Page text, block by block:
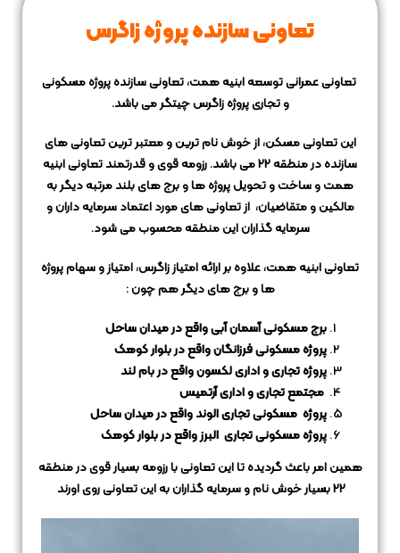
تعاونی سازنده پروژه زاگرس
تعاونی عمرانی توسعه ابنیه همت، تعاونی سازنده پروژه مسکونی
و تجاری پروژه زاگرس چیتگر می باشد.
این تعاونی مسکن، از خوش نام ترین و معتبر ترین تعاونی های
سازنده در منطقه 22 می باشد.
رزومه قوی و قدرتمند تعاونی ابنیه
همت و ساخت و تحویل پروژه ها و برج های بلند مرتبه دیگر به
مالکین و متقاضیان،از تعاونی های مورد اعتماد سرمایه داران و
سرمایه گذاران این منطقه محسوب می شود.
تعاونی ابنیه همت، علاوه بر ارائه امتیاز زاگرس، امتیاز و سهام پروژه
ها و برج های دیگر هم چون :
برج مسکونی آسمان آبی واقع درمیدان ساحل
پروژه مسکونی فرزانگان واقع در بلوار کوهک
پروژه تجاری و اداری لکسون واقع در بام لند
مجتمع تجاری و اداری آرتمیس
پروژه مسکونی تجاری الوند واقع در میدان ساحل
پروژه مسکونی تجاری البرز واقع در بلوار کوهک
همین امر باعث گردیده تا این تعاونی با رزومه بسیار قوی در منطقه
22 بسیار خوش نام و سرمایه گذاران به این تعاونی روی اورند